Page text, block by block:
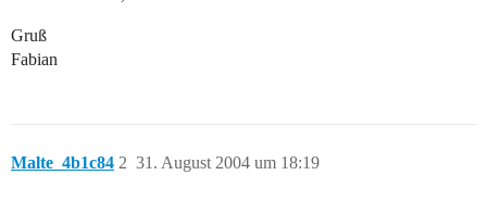
Gruß
Fabian
Malte_4b1c84 31. August 2004 um 18:19
2